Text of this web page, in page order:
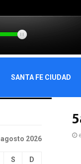
SANTA FE CIUDAD
agosto 2026
S D